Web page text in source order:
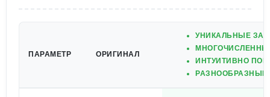
ПАРАМЕТР ОРИГИНАЛ
УНИКАЛЬНЫЕ
ИНТУИТИВНО